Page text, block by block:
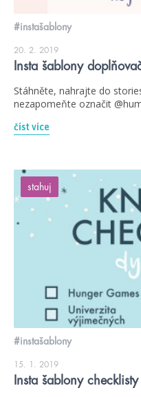
#instašablony
20. 2. 2019
Insta šablony
Stáhněte, nahrajte do
nezapomeňte označit
číst více
stahuj
#instašablony
15. 1. 2019
Insta šablony